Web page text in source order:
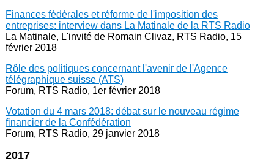
Finances fédérales et réforme de l'imposition des
entreprises: interview dans La Matinale de la RTS Radio
La Matinale, L'invité de Romain Clivaz, RTS Radio, 15
février 2018
Rôle des politiques concernant l'avenir de l'Agence
télégraphique suisse (ATS)
Forum, RTS Radio, 1er février 2018
Votation du 4 mars 2018: débat sur le nouveau régime
financier de la Confédération
Forum, RTS Radio, 29 janvier 2018
2017